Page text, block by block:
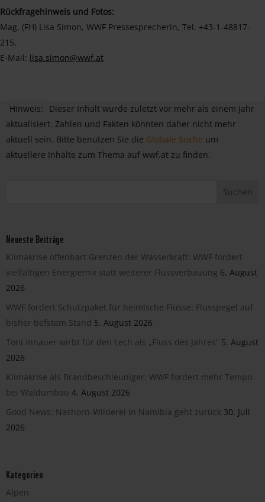
Rückfragehinweis und Fotos:
Mag. (FH) Lisa Simon, WWF Pressesprecherin, Tel. +43-1-48817-
215,
E-Mail: lisa.simon@wwf.at
Hinweis:
Dieser Inhalt wurde zuletzt vor mehr als einem Jahr
aktualisiert. Zahlen und Fakten könnten daher nicht mehr
aktuell sein. Bitte benutzen Sie die Globale Suche um
aktuellere Inhalte zum Thema auf wwf.at zu finden.
Neueste Beiträge
Klimakrise offenbart Grenzen der Wasserkraft: WWF fordert
vielfältigen Energiemix statt weiterer Flussverbauung 6. August
2026
WWF fordert Schutzpaket für heimische Flüsse: Flusspegel auf
bisher tiefstem Stand 5. August 2026
Toni Innauer wirbt für den Lech als „Fluss des Jahres“ 5. August
2026
Klimakrise als Brandbeschleuniger: WWF fordert mehr Tempo
bei Waldumbau 4. August 2026
Good News: Nashorn-Wilderei in Namibia geht zurück 30. Juli
2026
Kategorien
Alpen